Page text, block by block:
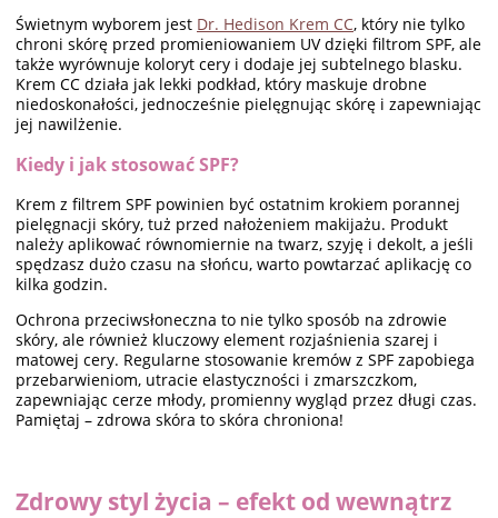
Świetnym wyborem jest Dr. Hedison Krem CC, który nie tylko
chroni skórę przed promieniowaniem UV dzięki filtrom SPF, ale
także wyrównuje koloryt cery i dodaje jej subtelnego blasku.
Krem CC działa jak lekki podkład, który maskuje drobne
niedoskonałości, jednocześnie pielęgnując skórę i zapewniając
jej nawilżenie.
Kiedy i jak stosować SPF?
Krem z filtrem SPF powinien być ostatnim krokiem porannej
pielęgnacji skóry, tuż przed nałożeniem makijażu. Produkt
należy aplikować równomiernie na twarz, szyję i dekolt, a jeśli
spędzasz dużo czasu na słońcu, warto powtarzać aplikację co
kilka godzin.
Ochrona przeciwsłoneczna to nie tylko sposób na zdrowie
skóry, ale również kluczowy element rozjaśnienia szarej i
matowej cery. Regularne stosowanie kremów z SPF zapobiega
przebarwieniom, utracie elastyczności i zmarszczkom,
zapewniając cerze młody, promienny wygląd przez długi czas.
Pamiętaj – zdrowa skóra to skóra chroniona!
Zdrowy styl życia – efekt od wewnątrz